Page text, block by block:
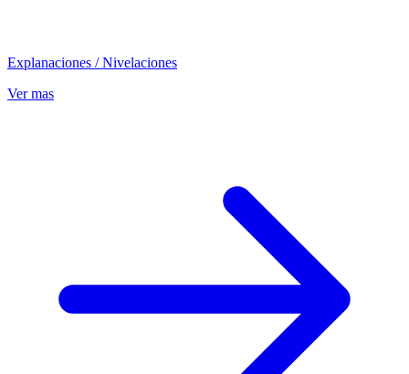
Explanaciones / Nivelaciones
Ver mas